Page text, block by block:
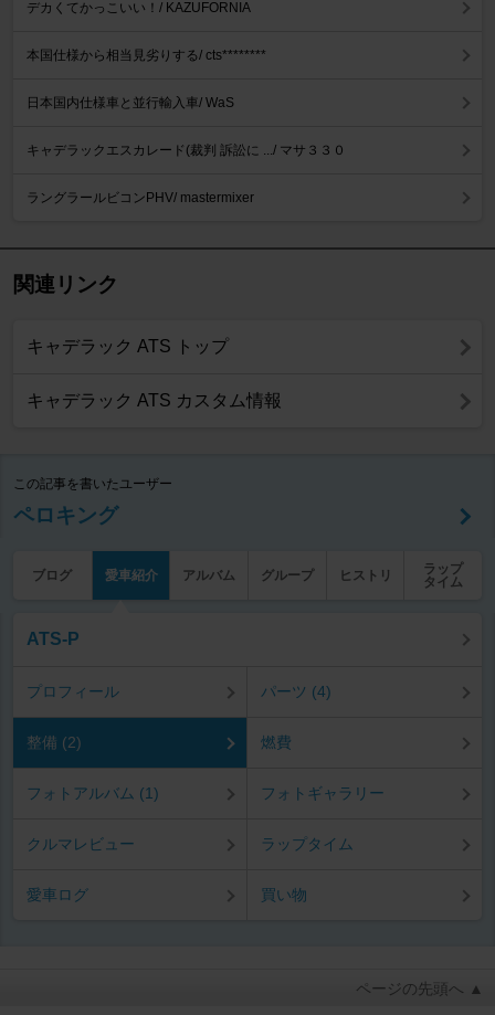
デカくてかっこいい！/ KAZUFORNIA
本国仕様から相当見劣りする/ cts********
日本国内仕様車と並行輸入車/ WaS
キャデラックエスカレード(裁判 訴訟に .../ マサ３３０
ラングラールビコンPHV/ mastermixer
関連リンク
キャデラック ATS トップ
キャデラック ATS カスタム情報
この記事を書いたユーザー
ペロキング
ブログ 愛車紹介 アルバム グループ ヒストリ
ラップ
タイム
ATS-P
プロフィール パーツ (4)
整備 (2) 燃費
フォトアルバム (1) フォトギャラリー
クルマレビュー ラップタイム
愛車ログ 買い物
ページの先頭へ ▲